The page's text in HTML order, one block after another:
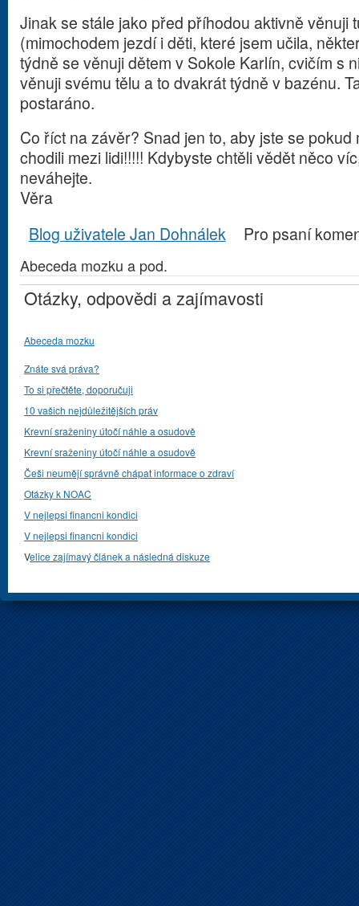
Jinak se stále jako před příhodou aktivně věnuji
(mimochodem jezdí i děti, které jsem učila,
týdně se věnuji dětem v Sokole Karlín, cvičím s
věnuji svému tělu a to dvakrát týdně v bazénu.
postaráno.
Co říct na závěr? Snad jen to, aby jste se
chodili mezi lidi!!!!! Kdybyste chtěli vědět něco
neváhejte.
Věra
Blog uživatele Jan Dohnálek
Pro psaní
Abeceda mozku a pod.
Otázky, odpovědi a zajímavosti
Abeceda mozku
Znáte svá práva?
To si přečtěte, doporučuji
10 vašich nejdůležitějších práv
Krevní sraženiny útočí náhle a osudově
Krevní sraženiny útočí náhle a osudově
Češi neumějí správně chápat informace o zdraví
Otázky k NOAC
V nejlepsi financni kondici
V nejlepsi financni kondici
Velice zajímavý článek a následná diskuze